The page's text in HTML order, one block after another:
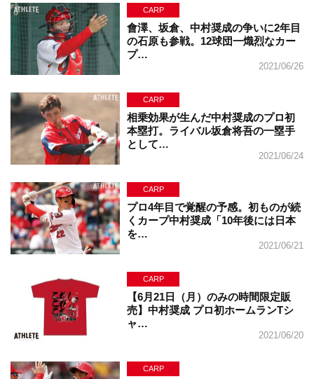
CARP
會澤、坂倉、中村奨成の争いに2年目
の石原も参戦。12球団一熾烈なカー
プ…
2021/06/26
CARP
相乗効果が生んだ中村奨成のプロ初
本塁打。ライバル坂倉将吾の一塁手
として…
2021/06/24
CARP
プロ4年目で覚醒の予感。初ものが続
くカープ中村奨成「10年後には日本
を…
2021/06/21
CARP
【6月21日（月）のみの時間限定販
売】中村奨成 プロ初ホームランTシ
ャ…
2021/06/20
CARP